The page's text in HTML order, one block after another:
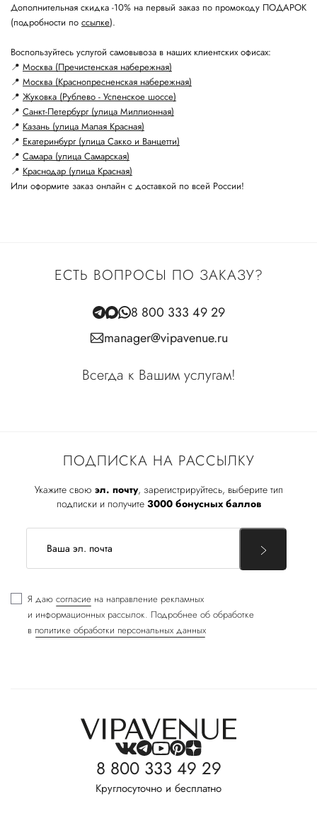
Дополнительная скидка -10% на первый заказ по промокоду ПОДАРОК
(подробности по ссылке).
Воспользуйтесь услугой самовывоза в наших клиентских офисах:
📍 Москва (Пречистенская набережная)
📍 Москва (Краснопресненская набережная)
📍 Жуковка (Рублево - Успенское шоссе)
📍 Санкт-Петербург (улица Миллионная)
📍 Казань (улица Малая Красная)
📍 Екатеринбург (улица Сакко и Ванцетти)
📍 Самара (улица Самарская)
📍 Краснодар (улица Красная)
Или оформите заказ онлайн с доставкой по всей России!
ПОДПИСКА НА РАССЫЛКУ
Укажите свою эл. почту, зарегистрируйтесь, выберите тип
подписки и получите 3000 бонусных баллов
Я даю согласие на направление рекламных
и информационных рассылок. Подробнее об обработке
в политике обработки персональных данных
ЕСТЬ ВОПРОСЫ ПО ЗАКАЗУ?
8 800 333 49 29
manager@vipavenue.ru
Всегда к Вашим услугам!
8 800 333 49 29
Круглосуточно и бесплатно